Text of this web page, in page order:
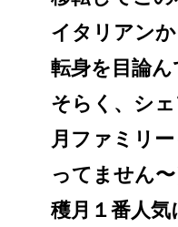
イタリアン
転身を目論
そらく、シ
月ファミリ
ってません
穫月１番人